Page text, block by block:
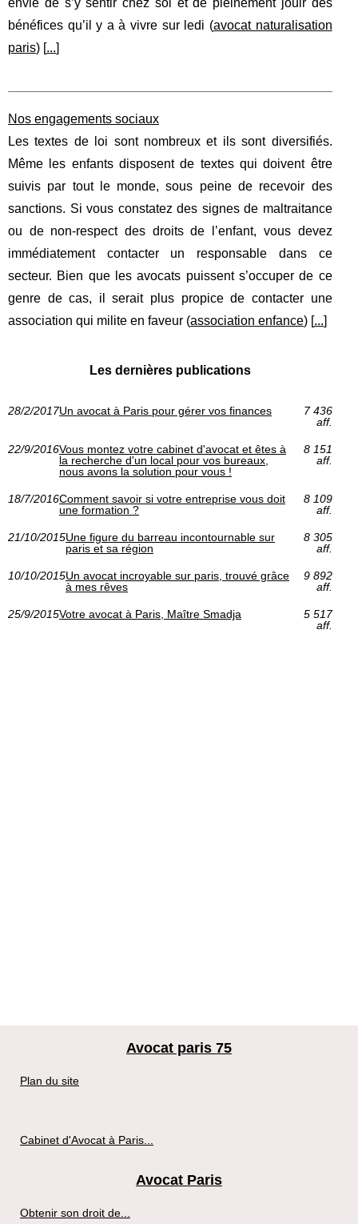
bénéfices qu’il y a à vivre sur ledi (avocat naturalisation
paris) [...]
Nos engagements sociaux
Les textes de loi sont nombreux et ils sont diversifiés.
Même les enfants disposent de textes qui doivent être
suivis par tout le monde, sous peine de recevoir des
sanctions. Si vous constatez des signes de maltraitance
ou de non-respect des droits de l’enfant, vous devez
immédiatement contacter un responsable dans ce
secteur. Bien que les avocats puissent s’occuper de ce
genre de cas, il serait plus propice de contacter une
association qui milite en faveur (association enfance) [...]
Les dernières publications
28/2/2017Un avocat à Paris pour gérer vos finances
7 436
aff.
22/9/2016Vous montez votre cabinet d'avocat et êtes à
la recherche d'un local pour vos bureaux,
nous avons la solution pour vous !
8 151
aff.
18/7/2016Comment savoir si votre entreprise vous doit
une formation ?
8 109
aff.
21/10/2015Une figure du barreau incontournable sur
paris et sa région
8 305
aff.
10/10/2015Un avocat incroyable sur paris, trouvé grâce
à mes rêves
9 892
aff.
25/9/2015Votre avocat à Paris, Maître Smadja
5 517
aff.
Avocat paris 75
Plan du site
Cabinet d'Avocat à Paris...
Avocat Paris
Obtenir son droit de...